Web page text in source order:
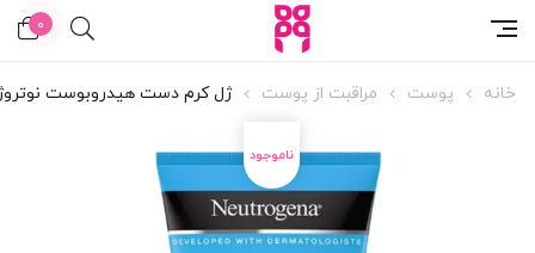
0
خانه پوست مراقبت از پوست ژل کرم دست هیدروبوست